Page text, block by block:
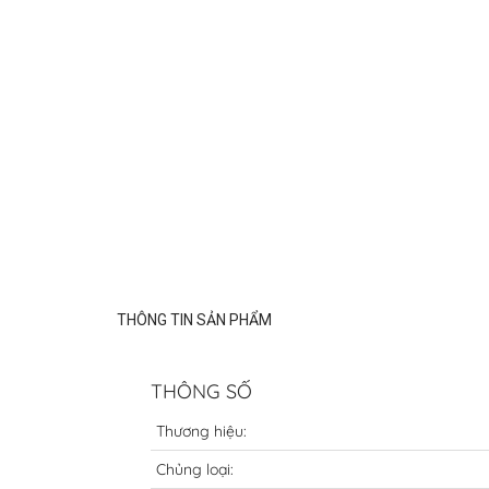
THÔNG TIN SẢN PHẨM
THÔNG SỐ
Thương hiệu:
Chủng loại: